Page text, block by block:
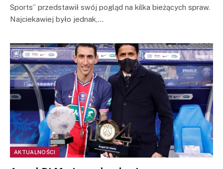
Sports” przedstawił swój pogląd na kilka bieżących spraw.
Najciekawiej było jednak,…
AKTUALNOŚCI